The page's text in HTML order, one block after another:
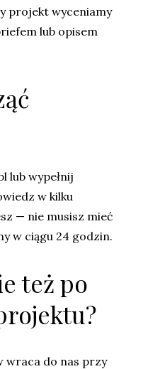
projekt wyceniamy
lub opisem
lub wypełnij
w kilku
— nie musisz mieć
w ciągu 24 godzin.
też po
wraca do nas przy